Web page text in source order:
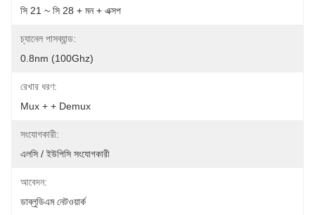
সি 21 ~ সি 28 + মন + এক্সপ
চ্যানেল পাসব্যান্ড:
0.8nm (100Ghz)
রেখার ধরণ:
Mux + + Demux
সংযোগকারী:
এলসি / ইউপিসি সংযোগকারী
আবেদন:
ডাব্লুডিএম নেটওয়ার্ক